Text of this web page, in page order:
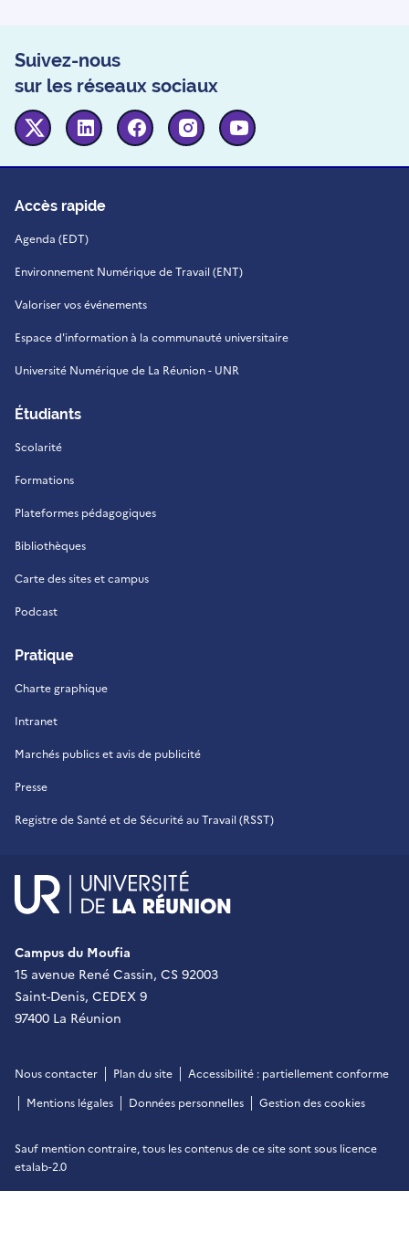
Suivez-nous
sur les réseaux sociaux
Twitter Linkedin FacebookInstagram
Accès rapide
Agenda (EDT)
Environnement Numérique de Travail (ENT)
Valoriser vos événements
Espace d'information à la communauté universitaire
Université Numérique de La Réunion - UNR
Étudiants
Scolarité
Formations
Plateformes pédagogiques
Bibliothèques
Carte des sites et campus
Podcast
Pratique
Charte graphique
Intranet
Marchés publics et avis de publicité
Presse
Registre de Santé et de Sécurité au Travail (RSST)
Campus du Moufia
15 avenue René Cassin, CS 92003
Saint-Denis, CEDEX 9
97400 La Réunion
Nous contacter Plan du site
Accessibilité : partiellement conforme
Mentions légales
Données personnelles Gestion des cookies
Sauf mention contraire, tous les contenus de ce site sont sous licence
etalab-2.0